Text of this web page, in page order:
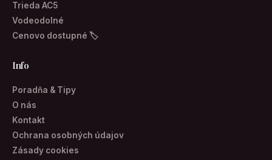
Trieda AC5
Vodeodolné
Cenovo dostupné 🏷
Info
Poradňa & Tipy
O nás
Kontakt
Ochrana osobných údajov
Zásady cookies